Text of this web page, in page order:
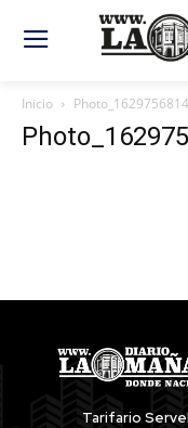
Inicio
Tarifario